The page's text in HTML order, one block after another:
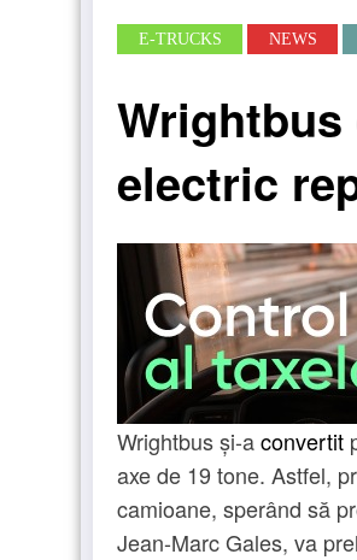
E-TRUCKS NEWS
electric
Wrightbus și-aconvertit
axe de 19 tone. Astfel,
camioane, sperând să
Jean-Marc Gales, va